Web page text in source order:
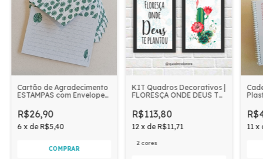
Cartão de Agradecimento
ESTAMPAS com Envelope
VERDE
R$26,90
6 x deR$5,40
KIT Quadros Decorativos |
FLORESÇA ONDE DEUS TE
R$113,80
12 xdeR$11,71
2 cores
11 x